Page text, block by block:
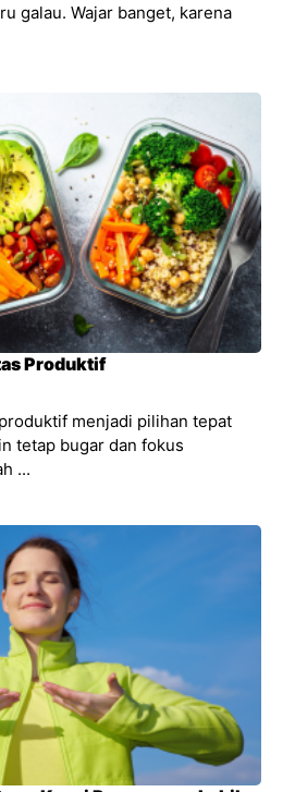
galau. Wajar banget, karena
Produktif
menjadi pilihan tepat
tetap bugar dan fokus
...